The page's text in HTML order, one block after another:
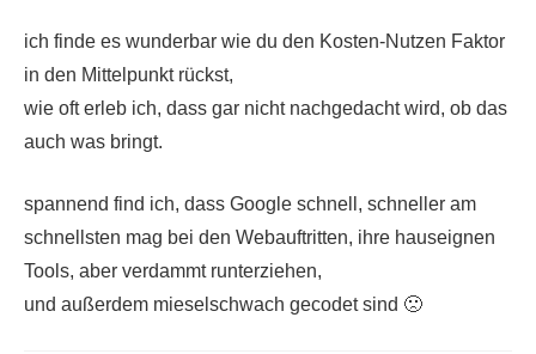
ich finde es wunderbar wie du den Kosten-Nutzen Faktor
in den Mittelpunkt rückst,
wie oft erleb ich, dass gar nicht nachgedacht wird, ob das
auch was bringt.
spannend find ich, dass Google schnell, schneller am
schnellsten mag bei den Webauftritten, ihre hauseignen
Tools, aber verdammt runterziehen,
und außerdem mieselschwach gecodet sind 🙁